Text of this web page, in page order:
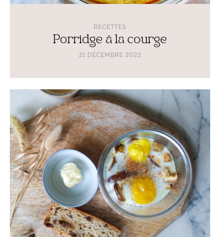
Porridge à la courge
31 DÉCEMBRE 2022
RECETTES
Cocotte
immunité